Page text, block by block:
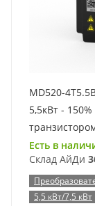
MD520-
5,5кВт -
Есть в
Склад АйДи
5,5 кВт/7,5 кВт